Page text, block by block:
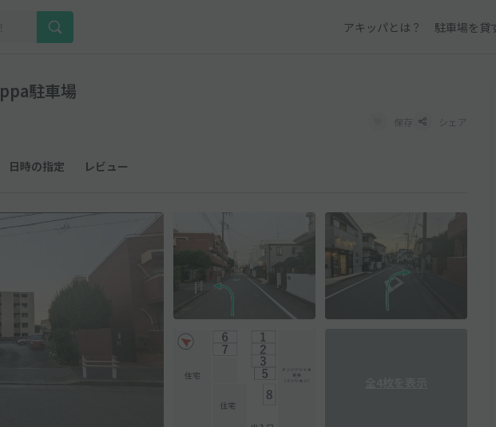
アキッパとは？ 駐車場を貸
駐車場
保存 シェア
日時の指定 レビュー